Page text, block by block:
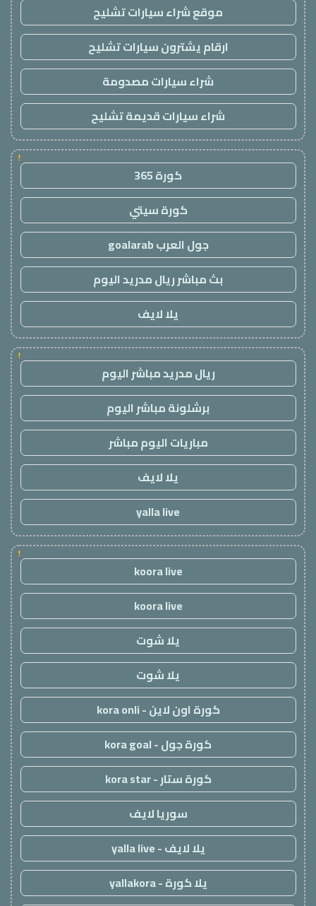
موقع شراء سيارات تشليح
ارقام يشترون سيارات تشليح
شراء سيارات مصدومة
شراء سيارات قديمة تشليح
!
كورة 365
كورة سيتي
جول العرب goalarab
بث مباشر ريال مدريد اليوم
يلا لايف
!
ريال مدريد مباشر اليوم
برشلونة مباشر اليوم
مباريات اليوم مباشر
يلا لايف
yalla live
!
koora live
koora live
يلا شوت
يلا شوت
كورة اون لاين - kora onli
كورة جول - kora goal
كورة ستار - kora star
سوريا لايف
يلا لايف - yalla live
يلا كورة - yallakora